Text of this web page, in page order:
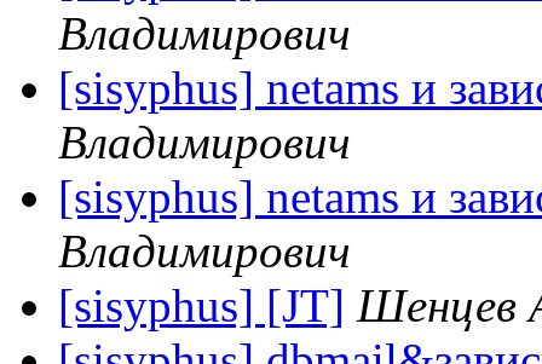
Владимирович
[sisyphus] netams и
Владимирович
[sisyphus] netams и
Владимирович
[sisyphus] [JT] Шенцев